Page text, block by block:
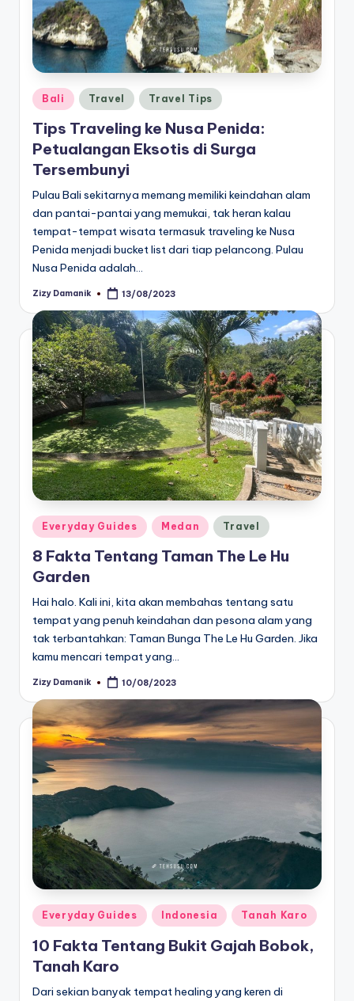
Posted
in
Bali Travel Travel Tips
Tips Traveling ke Nusa Penida:
Petualangan Eksotis di Surga
Tersembunyi
Pulau Bali sekitarnya memang memiliki keindahan alam
dan pantai-pantai yang memukai, tak heran kalau
tempat-tempat wisata termasuk traveling ke Nusa
Penida menjadi bucket list dari tiap pelancong. Pulau
Nusa Penida adalah…
Posted
Zizy Damanik 13/08/2023
Posted
in
Everyday Guides Medan Travel
8 Fakta Tentang Taman The Le Hu
Garden
Hai halo. Kali ini, kita akan membahas tentang satu
tempat yang penuh keindahan dan pesona alam yang
tak terbantahkan: Taman Bunga The Le Hu Garden. Jika
kamu mencari tempat yang…
Posted
Zizy Damanik 10/08/2023
Posted
in
Everyday Guides Indonesia Tanah Karo
10 Fakta Tentang Bukit Gajah Bobok,
Tanah Karo
Dari sekian banyak tempat healing yang keren di